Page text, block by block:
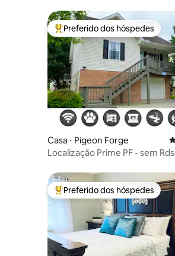
Entre os melhores preferidos
Preferido dos hóspedes
Casa ⋅ Pigeon Forge
Localização Prime PF - sem
Entre os melhores preferidos
Preferido dos hóspedes